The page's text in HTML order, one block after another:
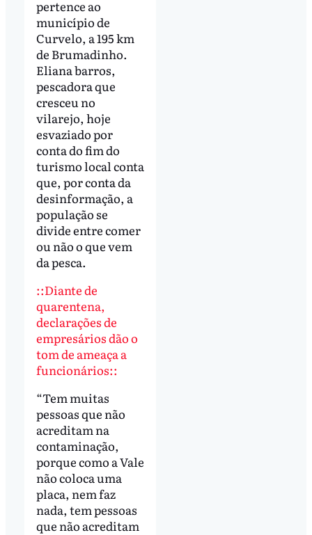
pertence ao
município de
Curvelo, a 195 km
de Brumadinho.
Eliana barros,
pescadora que
cresceu no
vilarejo, hoje
esvaziado por
conta do fim do
turismo local conta
que, por conta da
desinformação, a
população se
divide entre comer
ou não o que vem
da pesca.
::Diante de
quarentena,
declarações de
empresários dão o
tom de ameaça a
funcionários::
“Tem muitas
pessoas que não
acreditam na
contaminação,
porque como a Vale
não coloca uma
placa, nem faz
nada, tem pessoas
que não acreditam